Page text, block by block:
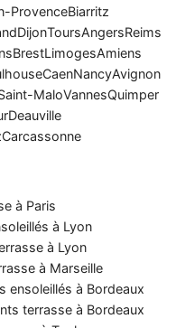
ProvenceBiarritz
DijonToursAngersReims
BrestLimogesAmiens
CaenNancyAvignon
MaloVannesQuimper
Deauville
Carcassonne
à Paris
à Lyon
à Lyon
à Marseille
ensoleillés à Bordeaux
terrasse à Bordeaux